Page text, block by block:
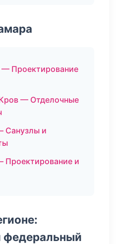
— Проектирование
— Отделочные
Санузлы и
Проектирование и